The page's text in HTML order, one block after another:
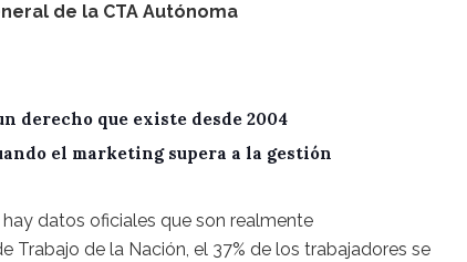
de la CTA Autónoma
derecho que existe desde 2004
el marketing supera a la gestión
datos oficiales que son realmente
Trabajo de la Nación, el 37% de los trabajadores se